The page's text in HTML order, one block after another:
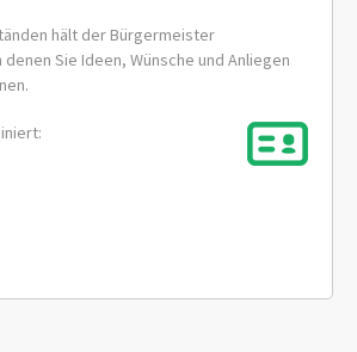
hält der Bürgermeister
Sie Ideen, Wünsche und Anliegen